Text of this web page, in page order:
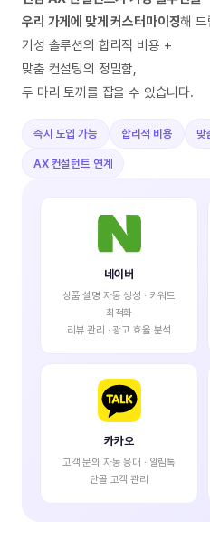
우리 가게에 맞게 커스터마이징해 드
기성 솔루션의 합리적 비용 +
맞춤 컨설팅의 정밀함,
두 마리 토끼를 잡을 수 있습니다.
즉시 도입 가능 합리적 비용 맞
AX 컨설턴트 연계
네이버
상품 설명 자동 생성 · 키워드
최적화
리뷰 관리 · 광고 효율 분석
카카오
고객 문의 자동 응대 · 알림톡
단골 고객 관리